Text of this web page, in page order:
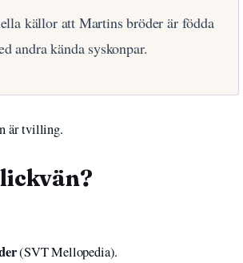
källor att Martins bröder är födda
andra kända syskonpar.
är tvilling.
(SVT Mellopedia).